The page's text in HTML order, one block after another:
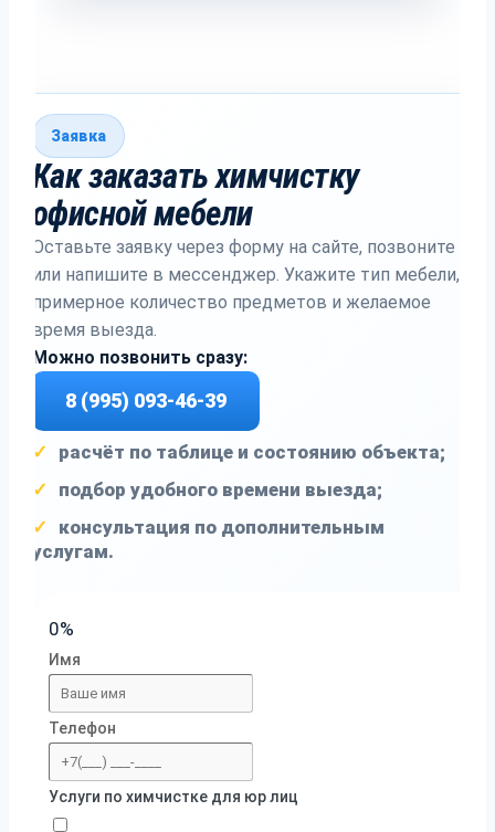
Заявка
Как заказать химчистку
офисной мебели
Оставьте заявку через форму на сайте, позвоните
или напишите в мессенджер. Укажите тип мебели,
примерное количество предметов и желаемое
время выезда.
Можно позвонить сразу:
8 (995) 093-46-39
расчёт по таблице и состоянию объекта;
подбор удобного времени выезда;
консультация по дополнительным
услугам.
0%
Имя
Телефон
Услуги по химчистке для юр лиц